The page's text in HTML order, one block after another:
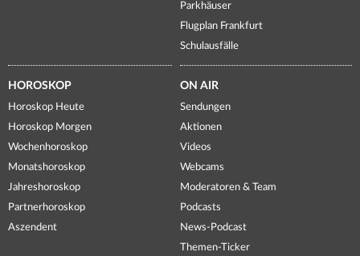
Parkhäuser
Flugplan Frankfurt
Schulausfälle
HOROSKOP
Horoskop Heute
Horoskop Morgen
Wochenhoroskop
Monatshoroskop
Jahreshoroskop
Partnerhoroskop
Aszendent
ON AIR
Sendungen
Aktionen
Videos
Webcams
Moderatoren & Team
Podcasts
News-Podcast
Themen-Ticker